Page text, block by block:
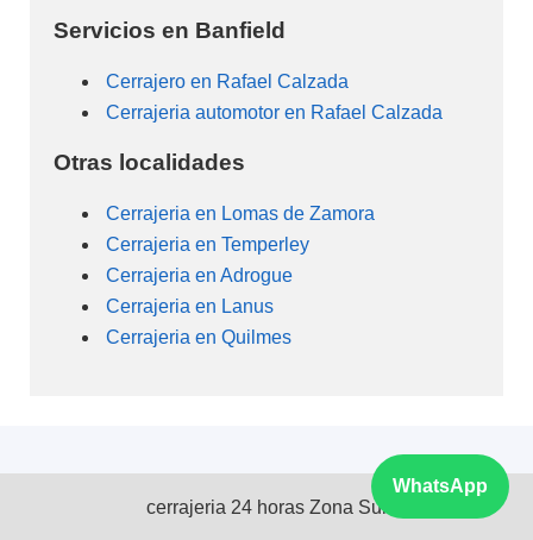
Servicios en Banfield
Cerrajero en Rafael Calzada
Cerrajeria automotor en Rafael Calzada
Otras localidades
Cerrajeria en Lomas de Zamora
Cerrajeria en Temperley
Cerrajeria en Adrogue
Cerrajeria en Lanus
Cerrajeria en Quilmes
cerrajeria 24 horas Zona Sur
WhatsApp